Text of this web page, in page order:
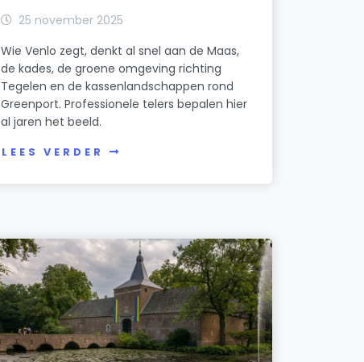
25 november 2025
Wie Venlo zegt, denkt al snel aan de Maas,
de kades, de groene omgeving richting
Tegelen en de kassenlandschappen rond
Greenport. Professionele telers bepalen hier
al jaren het beeld.
LEES VERDER